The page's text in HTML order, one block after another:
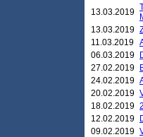
13.03.2019
13.03.2019
11.03.2019
06.03.2019
27.02.2019
24.02.2019
20.02.2019
18.02.2019
12.02.2019
09.02.2019